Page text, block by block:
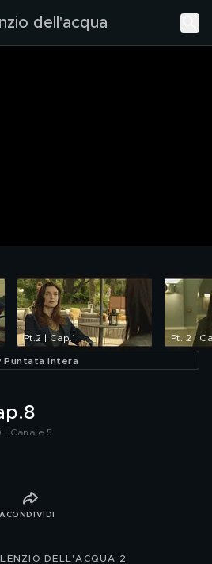
dell'acqua
Pt.2 | Cap.1 Pt. 2 |
Puntata intera
Canale 5
CONDIVIDI
DELL'ACQUA 2